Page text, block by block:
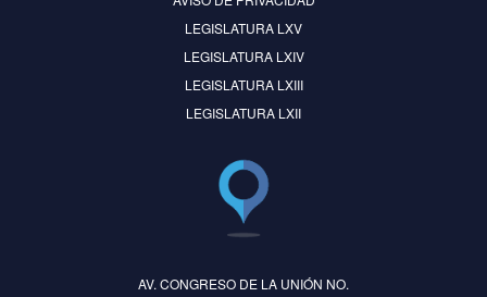
LEGISLATURA LXV
LEGISLATURA LXIV
LEGISLATURA LXIII
LEGISLATURA LXII
AV. CONGRESO DE LA UNIÓN NO.